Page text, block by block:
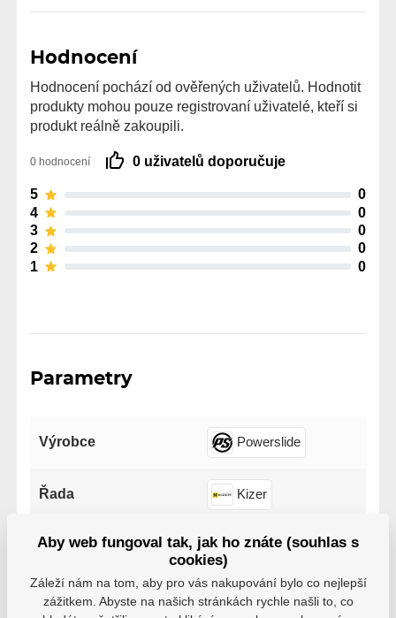
Hodnocení
Hodnocení pochází od ověřených uživatelů. Hodnotit
produkty mohou pouze registrovaní uživatelé, kteří si
produkt reálně zakoupili.
0 hodnocení 0 uživatelů doporučuje
5
0
4
0
3
0
2
0
1
0
Parametry
Výrobce Powerslide
Řada Kizer
Aby web fungoval tak, jak ho znáte (souhlas s
cookies)
Záleží nám na tom, aby pro vás nakupování bylo co nejlepší
zážitkem. Abyste na našich stránkách rychle našli to, co